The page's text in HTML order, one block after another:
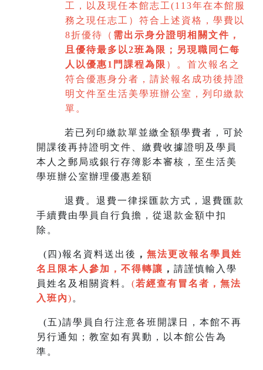
工，以及現任本館志工(113年在本館服
務之現任志工）符合上述資格，學費以
8折優待（ 需出示身分證明相關文件，
且優待最多以2班為限 ； 另現職同仁每
人以優惠1門課程為限 ）。首次報名之
符合優惠身分者，請於報名成功後持證
明文件至生活美學班辦公室，列印繳款
單。
若已列印繳款單並繳全額學費者，可於
開課後再持證明文件、繳費收據證明及學員
本人之郵局或銀行存簿影本審核，至生活美
學班辦公室辦理優惠差額
退費。退費一律採匯款方式，退費匯款
手續費由學員自行負擔，從退款金額中扣
除。
( 四)報名資料送出後 ， 無法更改報名學員姓
名且限本人參加，不得轉讓 ， 請謹慎輸入學
員姓名及相關資料。 (若經查有冒名者，無法
入班內) 。
(五)請學員自行注意各班開課日，本館不再
另行通知；教室如有異動，以本館公告為
準。